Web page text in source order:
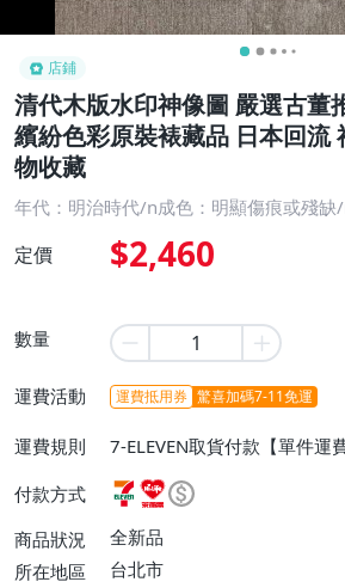
店鋪
清代木版水印神像圖 嚴選古董
繽紛色彩原裝裱藏品 日本回流
物收藏
年代：明治時代/n成色：明顯傷痕或殘缺
定價 $2,460
數量
運費活動 運費抵用券 驚喜加碼7-11免運
運費規則
7-ELEVEN取貨付款【單件運
富取貨付款【單件運費$60】
【單件運費$130】
付款方式
商品狀況
全新品
所在地區
台北市